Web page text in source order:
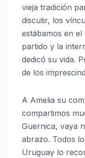
vieja tradición
discutir, los
estábamos en
partido y la
dedicó su vida.
de los
A Amelia su
compartimos
Guernica, vaya
abrazo. Todos
Uruguay lo